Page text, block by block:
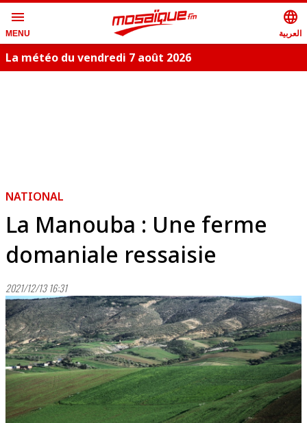
menu
MENU
language
العربية
La météo du vendredi 7 août 2026
NATIONAL
La Manouba : Une ferme
domaniale ressaisie
2021/12/13 16:31